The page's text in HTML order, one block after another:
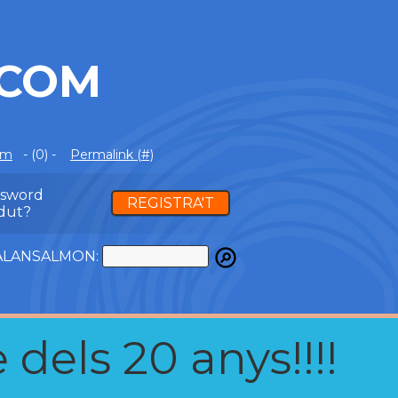
- (0) - Permalink (#)
REGISTRA'T
20 anys!!!!